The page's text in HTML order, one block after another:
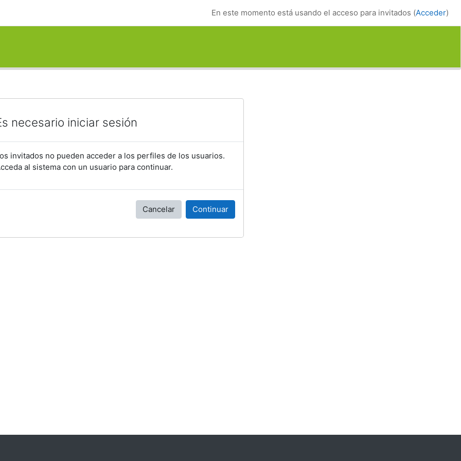
En este momento está usando el acceso para invitados (Acceder)
necesario iniciar sesión
invitados no pueden acceder a los perfiles de los usuarios.
al sistema con un usuario para continuar.
Cancelar Continuar